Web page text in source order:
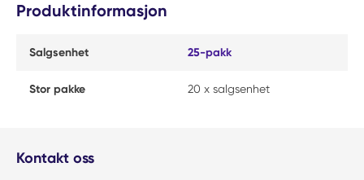
Produktinformasjon
Salgsenhet 25-pakk
Stor pakke 20 x salgsenhet
Kontakt oss